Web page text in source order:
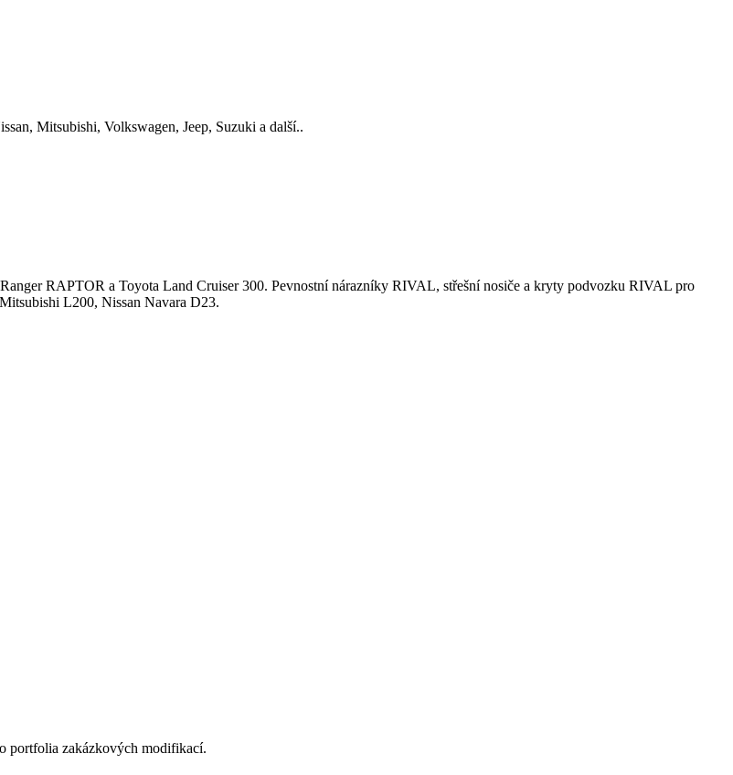
Mitsubishi, Volkswagen, Jeep, Suzuki a další..
RAPTOR a Toyota Land Cruiser 300. Pevnostní nárazníky RIVAL, střešní nosiče a kryty podvozku RIVAL pro
L200, Nissan Navara D23.
portfolia zakázkových modifikací.